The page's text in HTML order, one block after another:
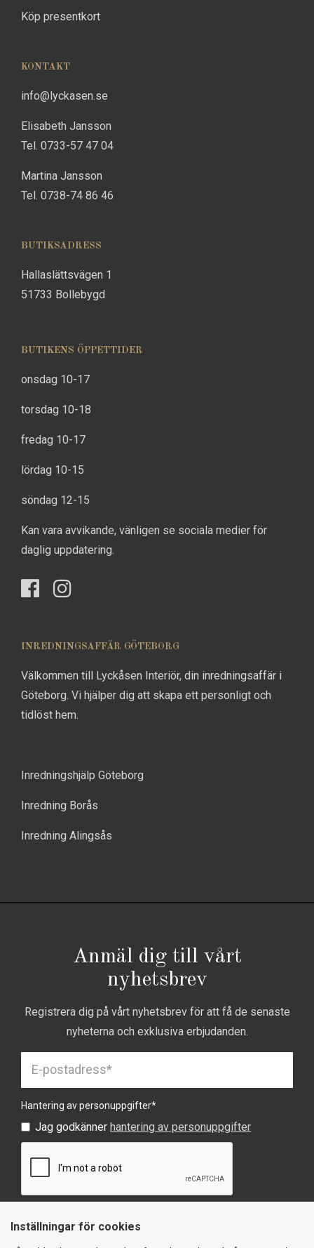
Köp presentkort
KONTAKT
info@lyckasen.se
Elisabeth Jansson
Tel. 0733-57 47 04
Martina Jansson
Tel. 0738-74 86 46
BUTIKSADRESS
Hallaslättsvägen 1
51733 Bollebygd
BUTIKENS ÖPPETTIDER
onsdag 10-17
torsdag 10-18
fredag 10-17
lördag 10-15
söndag 12-15
Kan vara avvikande, vänligen se sociala medier för
daglig uppdatering.
INREDNINGSAFFÄR GÖTEBORG
Välkommen till Lyckåsen Interiör, din inredningsaffär i
Göteborg. Vi hjälper dig att skapa ett personligt och
tidlöst hem.
Inredningshjälp Göteborg
Inredning Borås
Inredning Alingsås
Anmäl dig till vårt
nyhetsbrev
Registrera dig på vårt nyhetsbrev för att få de senaste
nyheterna och exklusiva erbjudanden.
Hantering av personuppgifter*
Jag godkänner hantering av personuppgifter
Inställningar för cookies